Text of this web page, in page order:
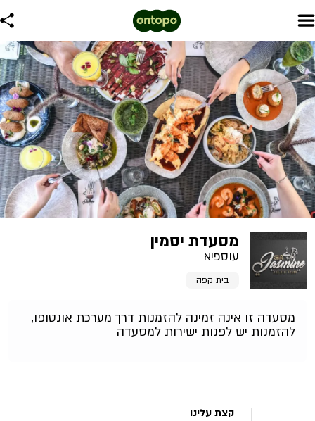
מסעדת יסמין
עוספיא
בית קפה
מסעדה זו אינה זמינה להזמנות דרך מערכת אונטופו,
להזמנות יש לפנות ישירות למסעדה
קצת עלינו